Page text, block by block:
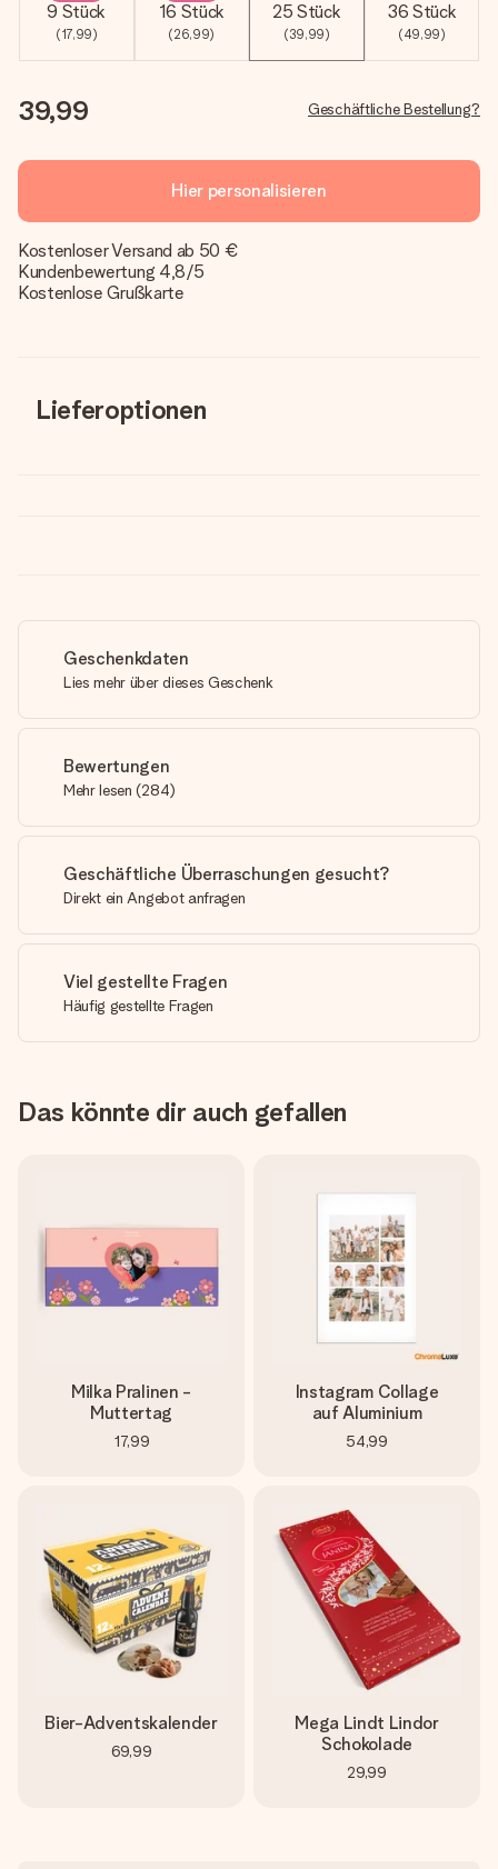
9 Stück
(17,99)
16 Stück
(26,99)
25 Stück
(39,99)
36 Stück
(49,99)
39,99 Geschäftliche Bestellung?
Hier personalisieren
Kostenloser Versand ab 50 €
Kundenbewertung 4,8/5
Kostenlose Grußkarte
Lieferoptionen
Geschenkdaten
Lies mehr über dieses Geschenk
Bewertungen
Mehr lesen (284)
Geschäftliche Überraschungen gesucht?
Direkt ein Angebot anfragen
Viel gestellte Fragen
Häufig gestellte Fragen
Das könnte dir auch gefallen
Milka Pralinen -
Muttertag
17,99
Instagram Collage
auf Aluminium
54,99
Bier-Adventskalender
69,99
Mega Lindt Lindor
Schokolade
29,99